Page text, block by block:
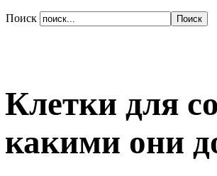
Поиск
Клетки для
какими они